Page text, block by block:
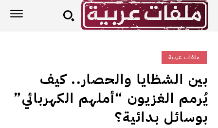
ملفات عربية
بين الشظايا والحصار.. كيف
يُرمم الغزيون “أملهم الكهربائي”
بوسائل بدائية؟